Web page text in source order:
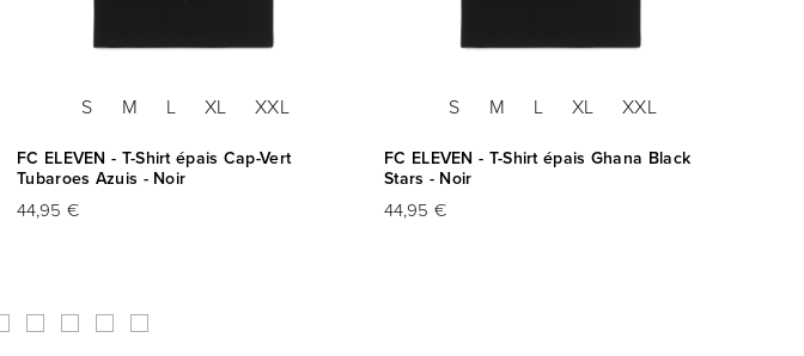
S M L XL XXL
FC ELEVEN - T-Shirt épais Cap-Vert
Tubaroes Azuis - Noir
44,95 €
S M L XL XXL
FC ELEVEN - T-Shirt épais Ghana Black
Stars - Noir
44,95 €